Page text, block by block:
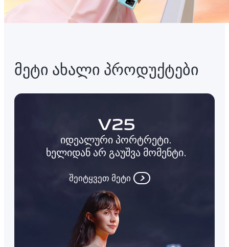
მეტი ახალი პროდუქტები
იდეალური პორტრეტი.
ხელიდან არ გაუშვა მომენტი.
შეიტყვეთ მეტი